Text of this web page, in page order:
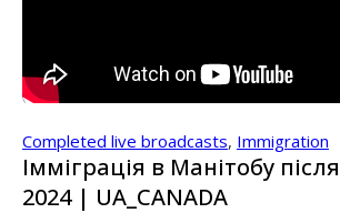
Completed live broadcasts, Immigration
Імміграція в Манітобу
2024 | UA_CANADA